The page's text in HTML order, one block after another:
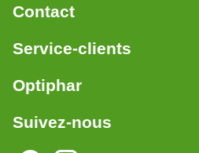
Contact
Service-clients
Optiphar
Suivez-nous